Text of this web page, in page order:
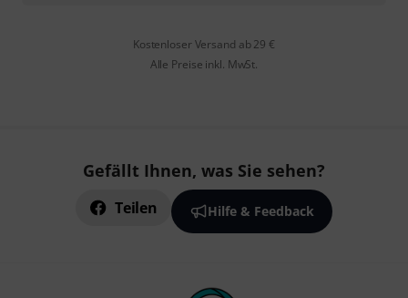
Kostenloser Versand ab 29 €
Alle Preise inkl. MwSt.
Gefällt Ihnen, was Sie sehen?
Teilen Hilfe & Feedback